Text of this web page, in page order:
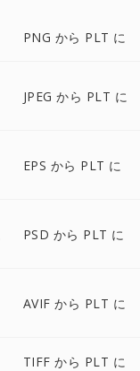
PNG から PLT に
JPEG から PLT に
EPS から PLT に
PSD から PLT に
AVIF から PLT に
TIFF から PLT に